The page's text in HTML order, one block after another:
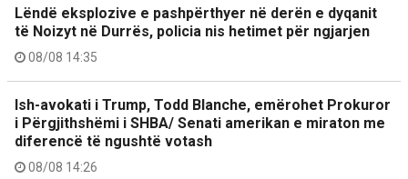
Lëndë eksplozive e pashpërthyer në derën e dyqanit
të Noizyt në Durrës, policia nis hetimet për ngjarjen
08/08 14:35
Ish-avokati i Trump, Todd Blanche, emërohet Prokuror
i Përgjithshëmi i SHBA/ Senati amerikan e miraton me
diferencë të ngushtë votash
08/08 14:26